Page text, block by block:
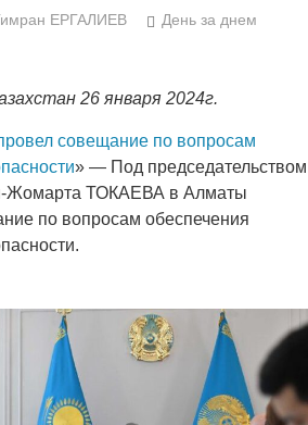
ЕРГАЛИЕВ
День за днем
26 января 2024г.
совещание по вопросам
» — Под председательством
Жомарта ТОКАЕВА в Алматы
по вопросам обеспечения